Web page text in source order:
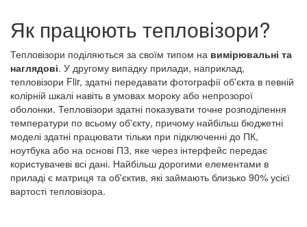
Як працюють тепловізори?
Тепловізори поділяються за своїм типом на вимірювальні та
наглядові. У другому випадку прилади, наприклад,
тепловізори Flir, здатні передавати фотографії об'єкта в певній
колірній шкалі навіть в умовах мороку або непрозорої
оболонки. Тепловізори здатні показувати точне розподілення
температури по всьому об'єкту, причому найбільш бюджетні
моделі здатні працювати тільки при підключенні до ПК,
ноутбука або на основі ПЗ, яке через інтерфейс передає
користувачеві всі дані. Найбільш дорогими елементами в
приладі є матриця та об'єктив, які займають близько 90% усієї
вартості тепловізора.